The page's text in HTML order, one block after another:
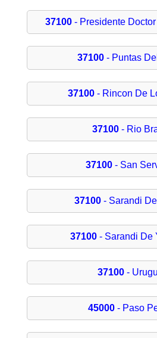
37100 - Presidente
37100 - Puntas
37100 - Rincon De
37100- Rio
37100- San
37100- Sarandi
37100- Sarandi De
37100 -
45000 - Paso